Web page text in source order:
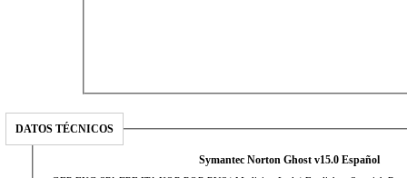
DATOS TÉCNICOS
Symantec Norton Ghost v15.0 Español